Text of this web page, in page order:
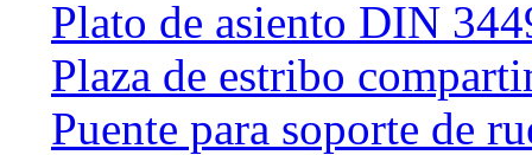
Plato de asiento DIN
Plaza de estribo
Puente para soporte de